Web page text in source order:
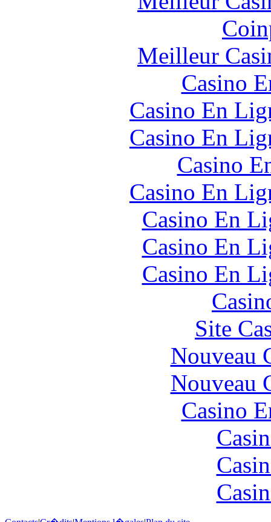
Meilleur
Casino
Casino En
Casino En
Casino
Casino En
Casino En
Casino En
Casino En
Site
Nouveau
Nouveau
Casino